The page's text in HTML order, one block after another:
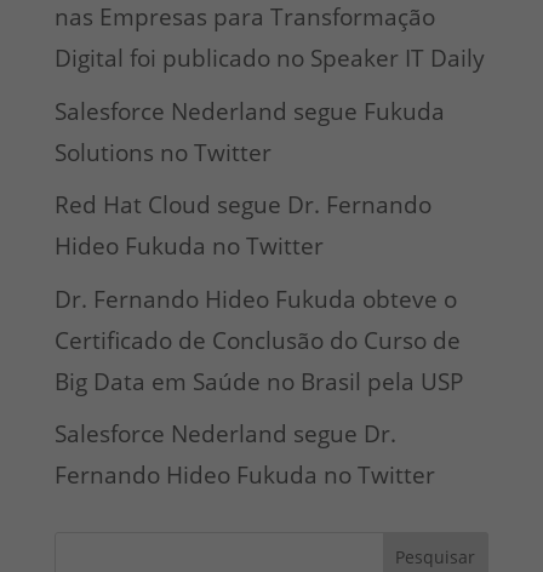
nas Empresas para Transformação
Digital foi publicado no Speaker IT Daily
Salesforce Nederland segue Fukuda
Solutions no Twitter
Red Hat Cloud segue Dr. Fernando
Hideo Fukuda no Twitter
Dr. Fernando Hideo Fukuda obteve o
Certificado de Conclusão do Curso de
Big Data em Saúde no Brasil pela USP
Salesforce Nederland segue Dr.
Fernando Hideo Fukuda no Twitter
Pesquisar